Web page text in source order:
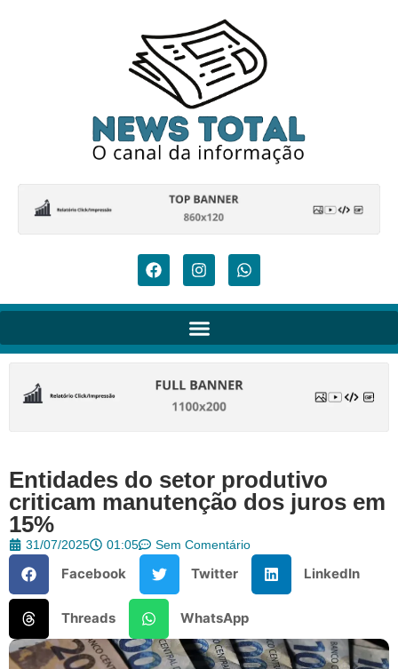
Entidades do setor produtivo
criticam manutenção dos juros em
15%
31/07/2025 01:05 Sem Comentário
Facebook Twitter LinkedIn
Threads WhatsApp